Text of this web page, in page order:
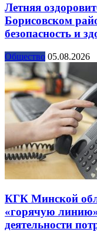
Летняя
Борисовском
безопасность и
Общество 05.08.2026
КГК Минской
«горячую
деятельности